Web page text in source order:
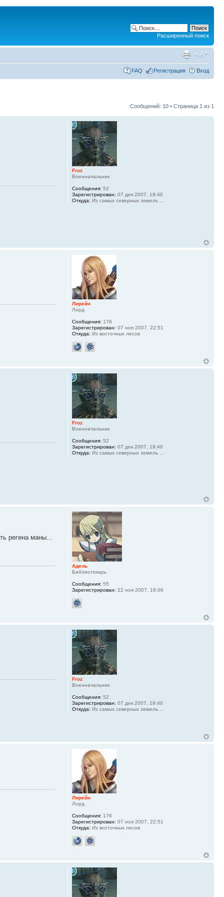
Расширенный поиск
FAQ Регистрация Вход
Сообщений: 10 • Страница 1 из 1
Froz
Военначальник
Сообщения: 52
Зарегистрирован: 07 дек 2007, 19:40
Откуда: Из самых северных земель ...
Лирейн
Лорд
Сообщения: 176
Зарегистрирован: 07 ноя 2007, 22:51
Откуда: Из восточных лесов
Froz
Военначальник
Сообщения: 52
Зарегистрирован: 07 дек 2007, 19:40
Откуда: Из самых северных земель ...
регена маны...
Адель
Библиотекарь
Сообщения: 55
Зарегистрирован: 22 ноя 2007, 18:06
Froz
Военначальник
Сообщения: 52
Зарегистрирован: 07 дек 2007, 19:40
Откуда: Из самых северных земель ...
Лирейн
Лорд
Сообщения: 176
Зарегистрирован: 07 ноя 2007, 22:51
Откуда: Из восточных лесов